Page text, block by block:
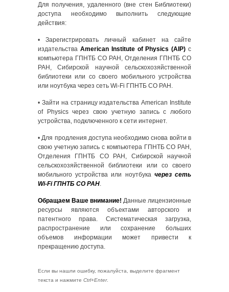
Для получения, удаленного (вне стен Библиотеки)
доступа необходимо выполнить следующие
действия:
• Зарегистрировать личный кабинет на сайте
издательства American Institute of Physics (AIP) с
компьютера ГПНТБ СО РАН, Отделения ГПНТБ СО
РАН, Сибирской научной сельскохозяйственной
библиотеки или со своего мобильного устройства
или ноутбука через сеть Wi-Fi ГПНТБ СО РАН.
• Зайти на страницу издательства American Institute
of Physics через свою учетную запись с любого
устройства, подключенного к сети интернет.
• Для продления доступа необходимо снова войти в
свою учетную запись с компьютера ГПНТБ СО РАН,
Отделения ГПНТБ СО РАН, Сибирской научной
сельскохозяйственной библиотеки или со своего
мобильного устройства или ноутбука через сеть
Wi-Fi ГПНТБ СО РАН.
Обращаем Ваше внимание! Данные лицензионные
ресурсы являются объектами авторского и
патентного права. Систематическая загрузка,
распространение или сохранение больших
объемов информации может привести к
прекращению доступа.
Если вы нашли ошибку, пожалуйста, выделите фрагмент
текста и нажмите Ctrl+Enter.